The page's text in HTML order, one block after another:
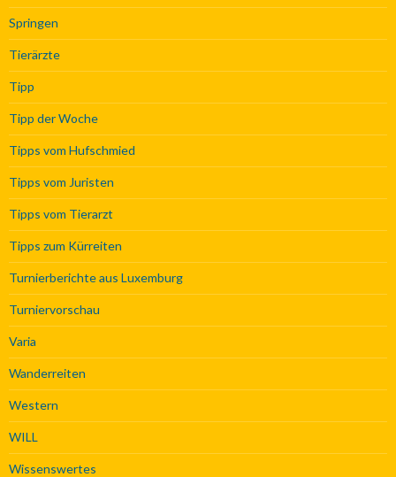
Springen
Tierärzte
Tipp
Tipp der Woche
Tipps vom Hufschmied
Tipps vom Juristen
Tipps vom Tierarzt
Tipps zum Kürreiten
Turnierberichte aus Luxemburg
Turniervorschau
Varia
Wanderreiten
Western
WILL
Wissenswertes